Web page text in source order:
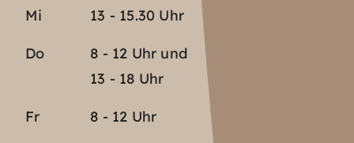
Mi
13 - 15.30 Uhr
Do
8 - 12 Uhr und
13 - 18 Uhr
Fr 8 - 12 Uhr